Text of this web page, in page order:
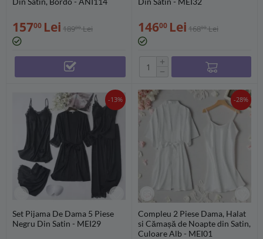
15700 Lei 18900 Lei 14600 Lei 16800 Lei
+
−
-13%
Set Pijama De Dama 5 Piese
Negru Din Satin - MEI29
-28%
Compleu 2 Piese Dama, Halat
si Cămașă de Noapte din Satin,
Culoare Alb - MEI01